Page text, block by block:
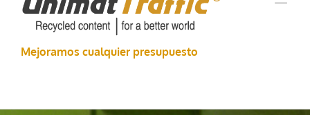
Mejoramos cualquier presupuesto